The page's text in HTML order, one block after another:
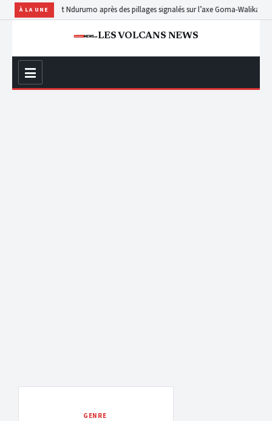
À LA UNE
fuient Ndurumo après des pillages signalés sur l’axe Goma-Walikale
LES VOLCANS NEWS
GENRE